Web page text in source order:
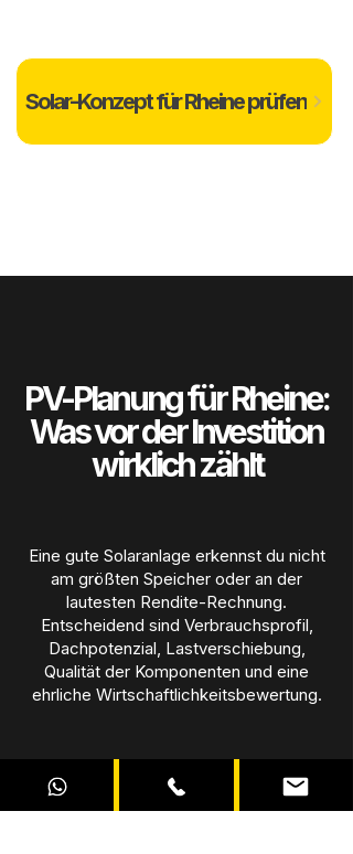
Solar-Konzept für Rheine prüfen
PV-Planung für Rheine:
Was vor der Investition
wirklich zählt
Eine gute Solaranlage erkennst du nicht
am größten Speicher oder an der
lautesten Rendite-Rechnung.
Entscheidend sind Verbrauchsprofil,
Dachpotenzial, Lastverschiebung,
Qualität der Komponenten und eine
ehrliche Wirtschaftlichkeitsbewertung.